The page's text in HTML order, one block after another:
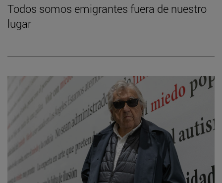
Todos somos emigrantes fuera de nuestro
lugar